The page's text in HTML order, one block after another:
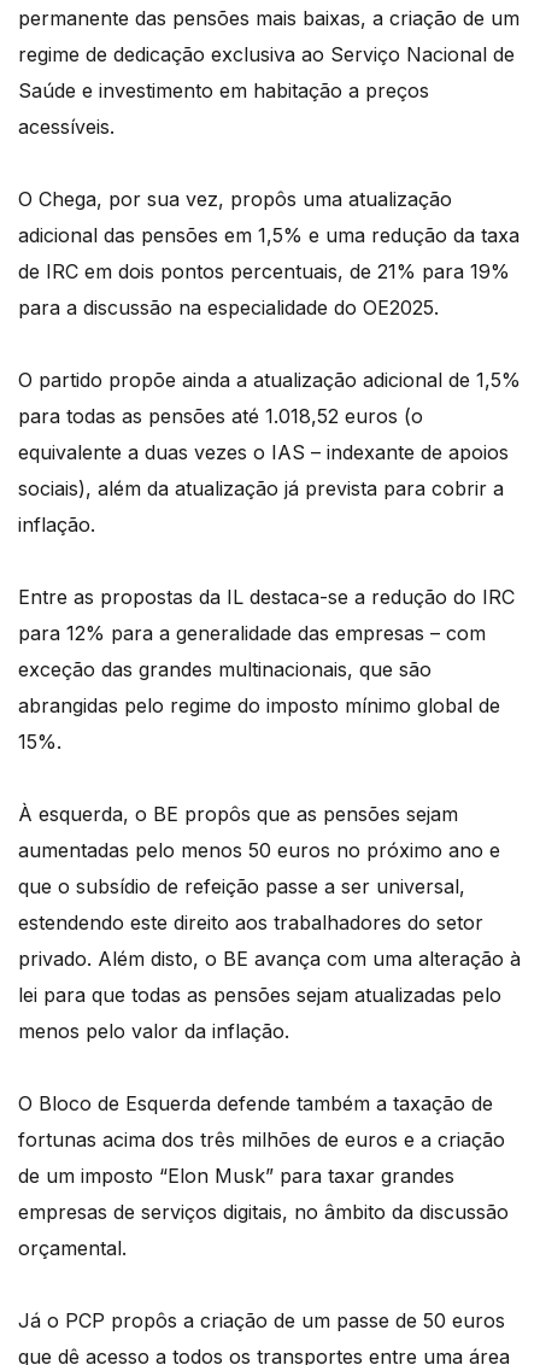
permanente das pensões mais baixas, a criação de um
regime de dedicação exclusiva ao Serviço Nacional de
Saúde e investimento em habitação a preços
acessíveis.
O Chega, por sua vez, propôs uma atualização
adicional das pensões em 1,5% e uma redução da taxa
de IRC em dois pontos percentuais, de 21% para 19%
para a discussão na especialidade do OE2025.
O partido propõe ainda a atualização adicional de 1,5%
para todas as pensões até 1.018,52 euros (o
equivalente a duas vezes o IAS – indexante de apoios
sociais), além da atualização já prevista para cobrir a
inflação.
Entre as propostas da IL destaca-se a redução do IRC
para 12% para a generalidade das empresas – com
exceção das grandes multinacionais, que são
abrangidas pelo regime do imposto mínimo global de
15%.
À esquerda, o BE propôs que as pensões sejam
aumentadas pelo menos 50 euros no próximo ano e
que o subsídio de refeição passe a ser universal,
estendendo este direito aos trabalhadores do setor
privado. Além disto, o BE avança com uma alteração à
lei para que todas as pensões sejam atualizadas pelo
menos pelo valor da inflação.
O Bloco de Esquerda defende também a taxação de
fortunas acima dos três milhões de euros e a criação
de um imposto “Elon Musk” para taxar grandes
empresas de serviços digitais, no âmbito da discussão
orçamental.
Já o PCP propôs a criação de um passe de 50 euros
que dê acesso a todos os transportes entre uma área